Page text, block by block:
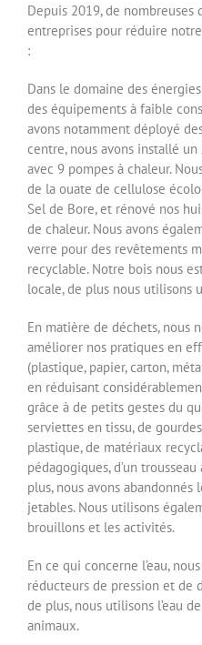
Depuis 2019, de
entreprises pour réduire
:
Dans le domaine des
des équipements à faible
avons notamment déployé
centre, nous avons installé
avec 9 pompes à chaleur.
de la ouate de cellulose
Sel de Bore, et rénové nos
de chaleur. Nous avons
verre pour des revêtements
recyclable. Notre bois nous
locale, de plus nous utilisons
En matière de déchets, nous
améliorer nos pratiques en
(plastique, papier, carton,
en réduisant
grâce à de petits gestes du
serviettes en tissu, de
plastique, de matériaux
pédagogiques, d’un
plus, nous avons
jetables. Nous utilisons
brouillons et les activités.
En ce qui concerne l’eau,
réducteurs de pression et de
de plus, nous utilisons l’eau
animaux.